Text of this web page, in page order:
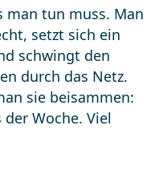
man tun muss. Man
setzt sich ein
schwingt den
durch das Netz.
sie beisammen:
Woche. Viel